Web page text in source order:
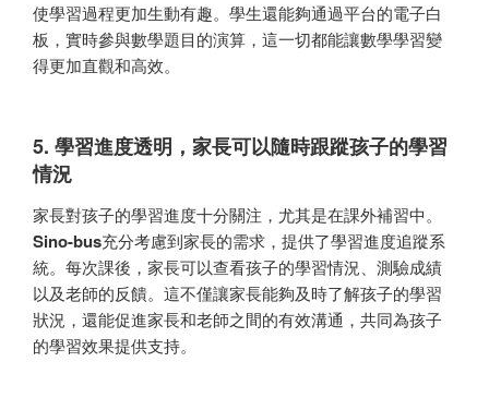
使學習過程更加生動有趣。學生還能夠通過平台的電子白
板，實時參與數學題目的演算，這一切都能讓數學學習變
得更加直觀和高效。
5. 學習進度透明，家長可以隨時跟蹤孩子的學習
情況
家長對孩子的學習進度十分關注，尤其是在課外補習中。
Sino-bus充分考慮到家長的需求，提供了學習進度追蹤系
統。每次課後，家長可以查看孩子的學習情況、測驗成績
以及老師的反饋。這不僅讓家長能夠及時了解孩子的學習
狀況，還能促進家長和老師之間的有效溝通，共同為孩子
的學習效果提供支持。